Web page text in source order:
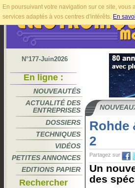
En poursuivant votre navigation sur ce site,
services adaptés à vos centres d'intérêts. En
N°177-Juin2026
En ligne :
NOUVEAUTÉS
ACTUALITÉ DES
ENTREPRISES
DOSSIERS
TECHNIQUES
VIDÉOS
PETITES ANNONCES
EDITIONS PAPIER
Rechercher
Rohde
2
Partagez sur
Un
des